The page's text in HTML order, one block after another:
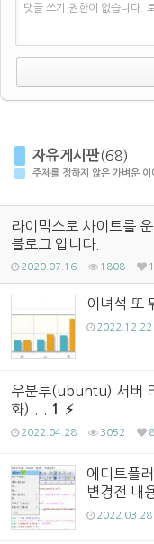
댓글 쓰기 권한이 없습니다.
자유게시판(68)
주제를 정하지 않은 가벼운 이
라이믹스로 사이트를
블로그 입니다.
2020.07.16 1808
이녀석
2022.12.22
우분투(ubuntu) 서버
화)....
1
2022.04.28 3052 8
에디트플
변경전 내
2022.03.28